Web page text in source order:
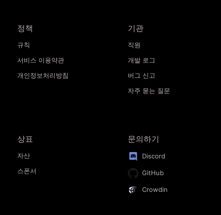
정책
규칙
서비스 이용약관
개인정보처리방침
기관
직원
개발 로그
버그 신고
자주 묻는 질문
상표
자산
스폰서
문의하기
Discord
GitHub
Crowdin